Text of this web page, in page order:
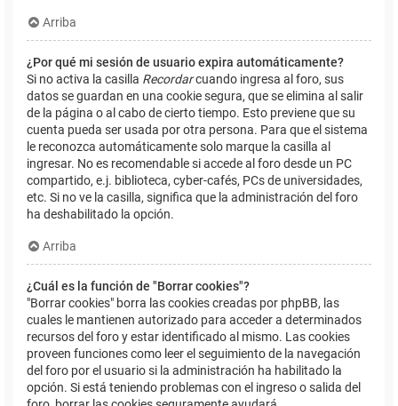
Arriba
¿Por qué mi sesión de usuario expira automáticamente?
Si no activa la casilla Recordarcuando ingresa al foro, sus
datos se guardan en una cookie segura, que se elimina al salir
de la página o al cabo de cierto tiempo. Esto previene que su
cuenta pueda ser usada por otra persona. Para que el sistema
le reconozca automáticamente solo marque la casilla al
ingresar. No es recomendable si accede al foro desde un PC
compartido, e.j. biblioteca, cyber-cafés, PCs de universidades,
etc. Si no ve la casilla, significa que la administración del foro
ha deshabilitado la opción.
Arriba
¿Cuál es la función de "Borrar cookies"?
"Borrar cookies" borra las cookies creadas por phpBB, las
cuales le mantienen autorizado para acceder a determinados
recursos del foro y estar identificado al mismo. Las cookies
proveen funciones como leer el seguimiento de la navegación
del foro por el usuario si la administración ha habilitado la
opción. Si está teniendo problemas con el ingreso o salida del